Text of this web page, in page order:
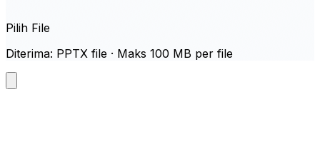
Pilih File
Diterima: PPTX file · Maks 100 MB per file